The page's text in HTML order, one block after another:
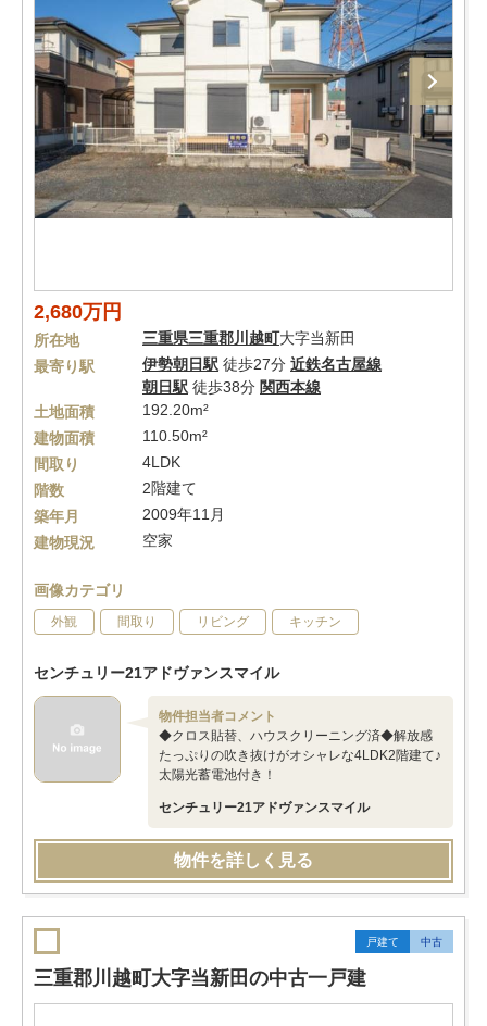
2,680万円
所在地 三重県三重郡川越町大字当新田
最寄り駅
伊勢朝日駅 徒歩27分 近鉄名古屋線
朝日駅 徒歩38分 関西本線
土地面積
192.20m²
建物面積
110.50m²
間取り
4LDK
階数
2階建て
築年月
2009年11月
建物現況
空家
画像カテゴリ
外観 間取り リビング キッチン
センチュリー21アドヴァンスマイル
物件担当者コメント
◆クロス貼替、ハウスクリーニング済◆解放感
たっぷりの吹き抜けがオシャレな4LDK2階建て♪
太陽光蓄電池付き！
センチュリー21アドヴァンスマイル
物件を詳しく見る
戸建て 中古
三重郡川越町大字当新田の中古一戸建